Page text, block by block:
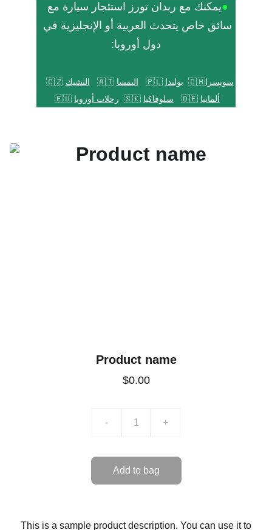
●يمكنك مع ربدان تورز استئجار سيارة مع
سائق خاص يتحدث العربية أو الإنجليزية في
دول أوروبا:
سويسرا🇨🇭 بولندا 🇵🇱 النمسا 🇦🇹 التشيك 🇨🇿
ألمانيا
سلوفاكيا رحلات أوروبا
Product name
$0.00
- +
Add to bag
This is a sample product description. You can use it to